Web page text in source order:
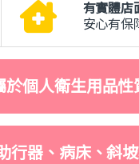
有實體店
安心有保
於個人衛生用品
行器、病床、斜